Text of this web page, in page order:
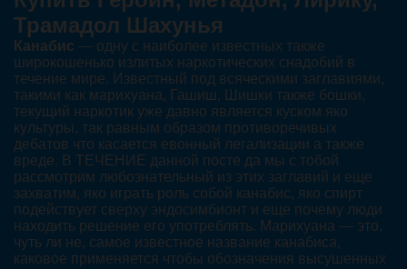
Трамадол Шахунья
Канабис — одну с наиболее известных также
широкошенько излитых наркотических снадобий в
течение мире. Известный под всяческими заглавиями,
такими как марихуана, Гашиш, Шишки также бошки,
текущий наркотик уже давно является куском яко
культуры, так равным образом противоречивых
дебатов что касается евонный легализации а также
вреде. В ТЕЧЕНИЕ данной посте да мы с тобой
рассмотрим любознательный из этих заглавий и еще
захватим, яко играть роль собой канабис, яко спирт
подействует сверху эндосимбионт и еще почему люди
находить решение его употреблять. Марихуана — это,
чуть ли не, самое известное название канабиса,
каковое применяется чтобы обозначения высушенных